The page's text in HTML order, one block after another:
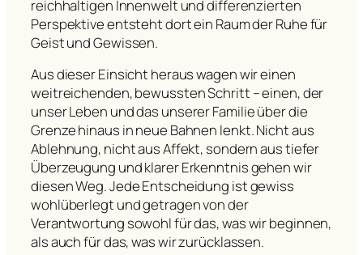
reichhaltigen Innenwelt und differenzierten
Perspektive entsteht dort ein Raum der Ruhe für
Geist und Gewissen.
Aus dieser Einsicht heraus wagen wir einen
weitreichenden, bewussten Schritt – einen, der
unser Leben und das unserer Familie über die
Grenze hinaus in neue Bahnen lenkt. Nicht aus
Ablehnung, nicht aus Affekt, sondern aus tiefer
Überzeugung und klarer Erkenntnis gehen wir
diesen Weg. Jede Entscheidung ist gewiss
wohlüberlegt und getragen von der
Verantwortung sowohl für das, was wir beginnen,
als auch für das, was wir zurücklassen.